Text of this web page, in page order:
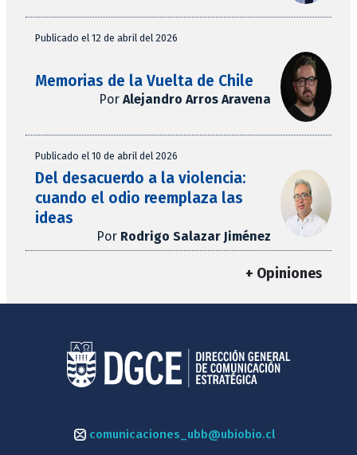
Publicado el 12 de abril del 2026
Memorias de la Vuelta de Chile
Por Alejandro Arros Aravena
Publicado el 10 de abril del 2026
Del desacuerdo a la violencia:
cuando el odio reemplaza las
ideas
Por Rodrigo Salazar Jiménez
+ Opiniones
comunicaciones_ubb@ubiobio.cl